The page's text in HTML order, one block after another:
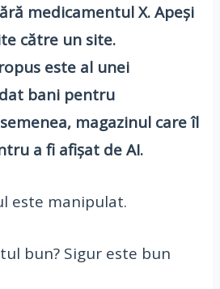
medicamentul X. Apeși
către un site.
este al unei
bani pentru
magazinul care îl
a fi afișat de AI.
este manipulat.
bun? Sigur este bun